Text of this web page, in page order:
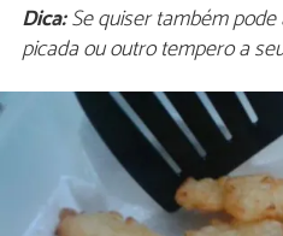
Dica:Se quiser também
picada ou outro tempero a